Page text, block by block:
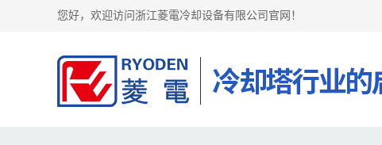
您好，欢迎访问浙江菱電冷却设备有限公司官网！